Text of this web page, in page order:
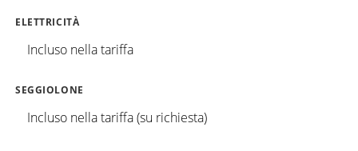
ELETTRICITÀ
Incluso nella tariffa
SEGGIOLONE
Incluso nella tariffa (su richiesta)